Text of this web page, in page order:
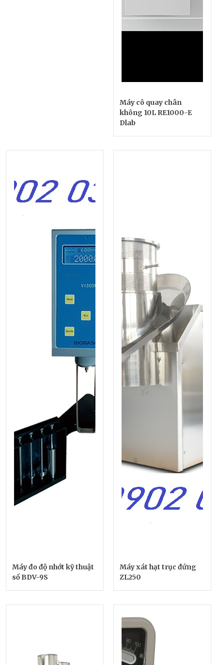
Máy cô quay chân
không 10L RE1000-E
Dlab
Máy đo độ nhớt kỹ thuật
số BDV-9S
Máy xát hạt trục đứng
ZL250